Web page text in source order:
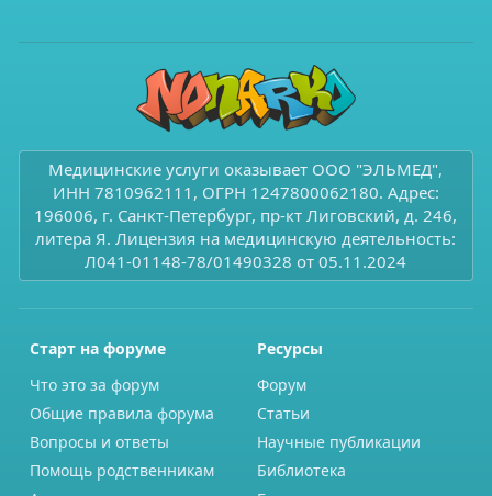
Медицинские услуги оказывает ООО "ЭЛЬМЕД",
ИНН 7810962111, ОГРН 1247800062180. Адрес:
196006, г. Санкт-Петербург, пр-кт Лиговский, д. 246,
литера Я. Лицензия на медицинскую деятельность:
Л041-01148-78/01490328 от 05.11.2024
Старт на форуме
Что это за форум
Общие правила форума
Вопросы и ответы
Помощь родственникам
Ресурсы
Форум
Статьи
Научные публикации
Библиотека